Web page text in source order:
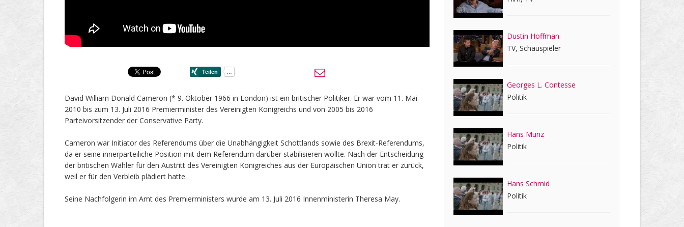
David William Donald Cameron (* 9. Oktober 1966 in London) ist ein britischer Politiker. Er war vom 11. Mai
2010 bis zum 13. Juli 2016 Premierminister des Vereinigten Königreichs und von 2005 bis 2016
Parteivorsitzender der Conservative Party.
Cameron war Initiator des Referendums über die Unabhängigkeit Schottlands sowie des Brexit-Referendums,
da er seine innerparteiliche Position mit dem Referendum darüber stabilisieren wollte. Nach der Entscheidung
der britischen Wähler für den Austritt des Vereinigten Königreiches aus der Europäischen Union trat er zurück,
weil er für den Verbleib plädiert hatte.
Seine Nachfolgerin im Amt des Premierministers wurde am 13. Juli 2016 Innenministerin Theresa May.
Dustin Hoffman
TV, Schauspieler
Georges L. Contesse
Politik
Hans Munz
Politik
Hans Schmid
Politik